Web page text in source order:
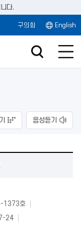
다.
구의회 English
음성듣기
1373호
24